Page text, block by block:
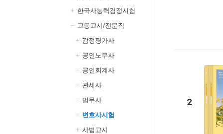
한국사능력검정시험
고등고시/전문직
감정평가사
공인노무사
공인회계사
관세사
법무사
변호사시험
사법고시
2